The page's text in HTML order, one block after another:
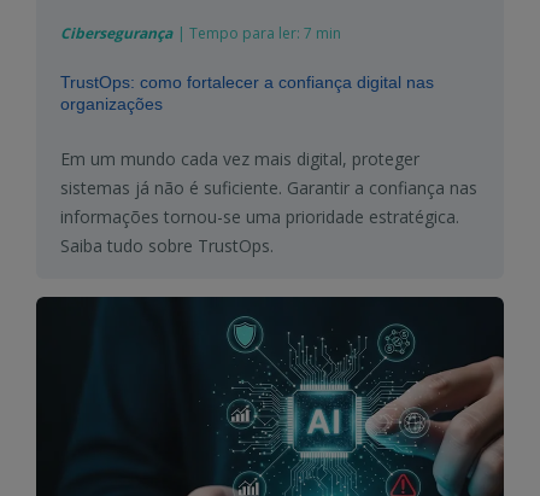
Cibersegurança | Tempo para ler: 7 min
TrustOps: como fortalecer a confiança digital nas
organizações
Em um mundo cada vez mais digital, proteger
sistemas já não é suficiente. Garantir a confiança nas
informações tornou-se uma prioridade estratégica.
Saiba tudo sobre TrustOps.